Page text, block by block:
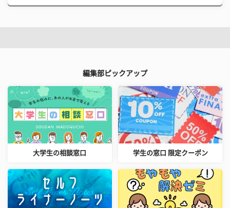
編集部ピックアップ
大学生の相談窓口 学生の窓口 限定クーポン